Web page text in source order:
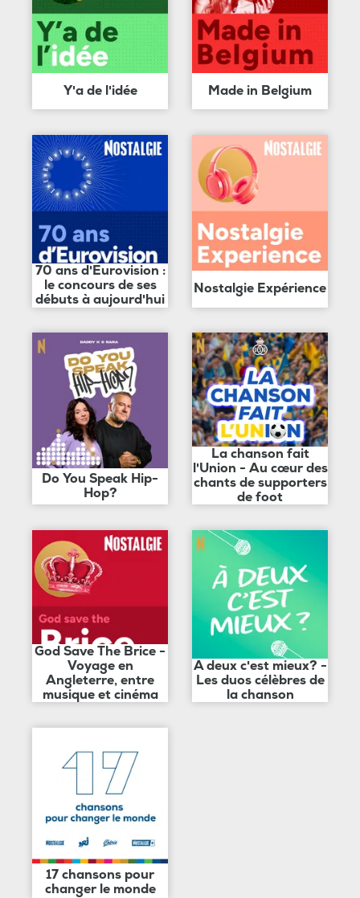
Y'a de l'idée Made in Belgium
70 ans d'Eurovision :
le concours de ses
débuts à aujourd'hui
Nostalgie Expérience
Do You Speak Hip-
Hop?
La chanson fait
l'Union - Au cœur des
chants de supporters
de foot
God Save The Brice -
Voyage en
Angleterre, entre
musique et cinéma
A deux c'est mieux? -
Les duos célèbres de
la chanson
17 chansons pour
changer le monde